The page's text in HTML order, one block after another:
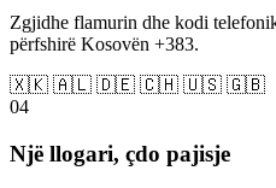
Zgjidhe flamurin dhe kodi
përfshirë Kosovën +383.
🇽🇰 🇦🇱 🇩🇪 🇨🇭 🇺🇸 🇬🇧
04
Një llogari, çdo pajisje